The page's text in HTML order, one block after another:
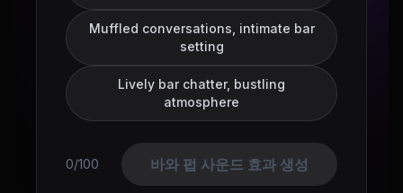
Muffled conversations, intimate bar
setting
Lively bar chatter, bustling
atmosphere
0/100 바와 펍 사운드 효과 생성